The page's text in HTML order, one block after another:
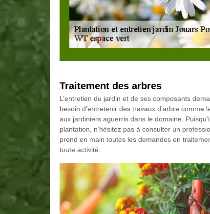
Traitement des arbres
L’entretien du jardin et de ses composants
besoin d’entretenir des travaux d’arbre
aux jardiniers aguerris dans le domaine.
plantation, n’hésitez pas à consulter un
prend en main toutes les demandes en
toute activité.